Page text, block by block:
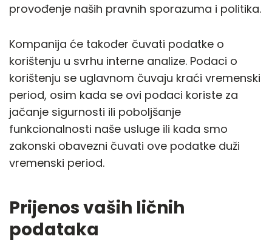
provođenje naših pravnih sporazuma i politika.
Kompanija će također čuvati podatke o
korištenju u svrhu interne analize. Podaci o
korištenju se uglavnom čuvaju kraći vremenski
period, osim kada se ovi podaci koriste za
jačanje sigurnosti ili poboljšanje
funkcionalnosti naše usluge ili kada smo
zakonski obavezni čuvati ove podatke duži
vremenski period.
Prijenos vaših ličnih
podataka